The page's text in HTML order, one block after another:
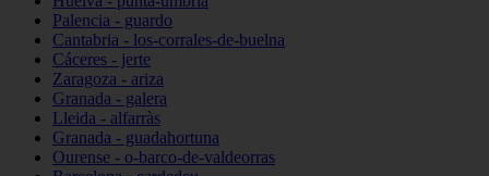
Palencia - guardo
Cantabria - los-corrales-de-buelna
Cáceres - jerte
Zaragoza - ariza
Granada - galera
Lleida - alfarràs
Granada - guadahortuna
Ourense - o-barco-de-valdeorras